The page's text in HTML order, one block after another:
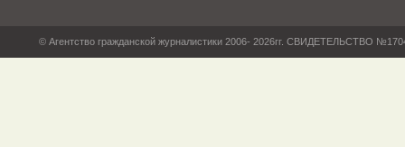
© Агентство гражданской журналистики 2006- 2026гг. СВИДЕТЕЛЬСТВО